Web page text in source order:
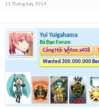
11 Tháng bảy 2019
Yui Yuigahama
Bá Đạo Forum
Công Hội ๖ۣۜMoo.s408
Wanted 300.000.000